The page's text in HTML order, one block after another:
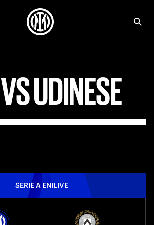
VSUDINESE
SERIE A ENILIVE